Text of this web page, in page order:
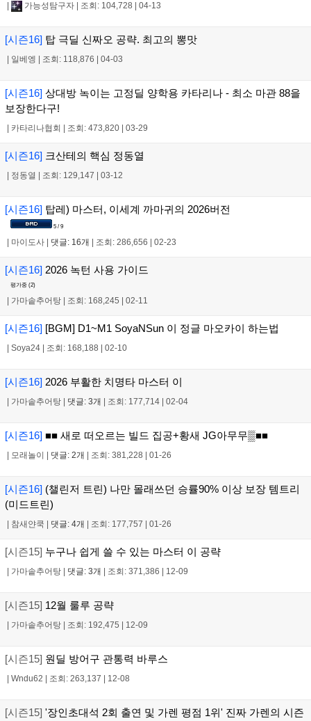
가능성탐구자 조회: 104,728 04-13
[시즌16] 탑 극딜 신짜오 공략. 최고의 뽕맛
일베엥 조회: 118,876 04-03
[시즌16] 상대방 녹이는 고정딜 양학용 카타리나 - 최소 마관 88을
보장한다구!
카타리나협회 조회: 473,820 03-29
[시즌16] 크산테의 핵심 정동열
정동열 조회: 129,147 03-12
[시즌16] 탑레) 마스터, 이세계 까마귀의 2026버전
5 / 9
마이도사 댓글: 16개 조회: 286,656 02-23
[시즌16] 2026 녹턴 사용 가이드
평가중 (2)
| 가마솥추어탕 | 조회: 168,245 | 02-11
[시즌16] [BGM] D1~M1 SoyaNSun 이 정글 마오카이 하는법
| Soya24 | 조회: 168,188 | 02-10
[시즌16] 2026 부활한 치명타 마스터 이
| 가마솥추어탕 | 댓글: 3개 | 조회: 177,714 | 02-04
[시즌16] ■■ 새로 떠오르는 빌드 집공+황새 JG아무무▒■■
| 모래놀이 | 댓글: 2개 | 조회: 381,228 | 01-26
[시즌16] (챌린저 트린) 나만 몰래쓰던 승률90% 이상 보장 템트리
(미드트린)
| 참새얀쿡 | 댓글: 4개 | 조회: 177,757 | 01-26
[시즌15] 누구나 쉽게 쓸 수 있는 마스터 이 공략
| 가마솥추어탕 | 댓글: 3개 | 조회: 371,386 | 12-09
[시즌15] 12월 룰루 공략
| 가마솥추어탕 | 조회: 192,475 | 12-09
[시즌15] 원딜 방어구 관통력 바루스
| Wndu62 | 조회: 263,137 | 12-08
[시즌15] '장인초대석 2회 출연 및 가렌 평점 1위' 진짜 가렌의 시즌